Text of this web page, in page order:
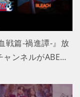
戦篇-禍進譚-』放
ャンネルがABE…